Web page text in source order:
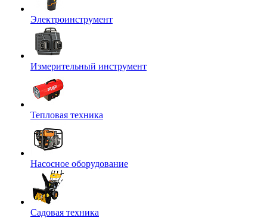
Электроинструмент
Измерительный инструмент
Тепловая техника
Насосное оборудование
Садовая техника